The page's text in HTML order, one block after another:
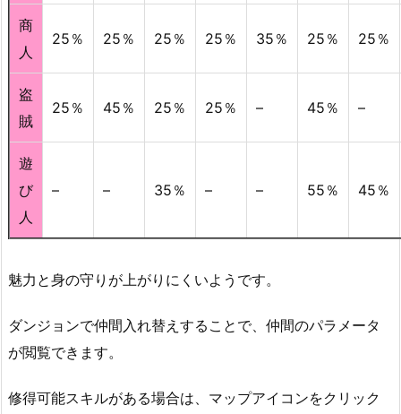
商
人
25％ 25％ 25％ 25％ 35％ 25％ 25％
盗
賊
25％ 45％ 25％ 25％ – 45％ –
遊
び
人
– – 35％ – – 55％ 45％
魅力と身の守りが上がりにくいようです。
ダンジョンで仲間入れ替えすることで、仲間のパラメータ
が閲覧できます。
修得可能スキルがある場合は、マップアイコンをクリック